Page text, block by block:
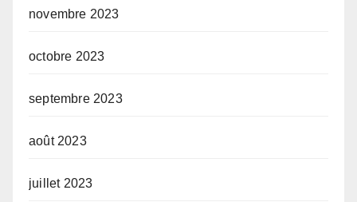
novembre 2023
octobre 2023
septembre 2023
août 2023
juillet 2023